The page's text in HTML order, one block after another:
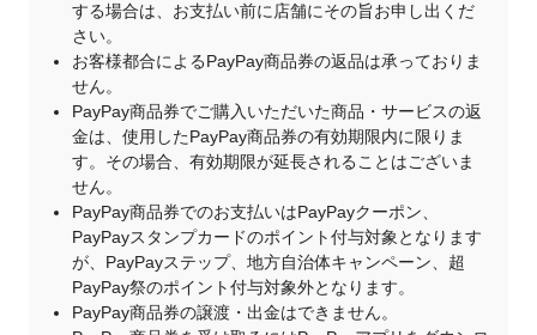
する場合は、お支払い前に店舗にその旨お申し出くだ
さい。
お客様都合によるPayPay商品券の返品は承っておりま
せん。
PayPay商品券でご購入いただいた商品・サービスの返
金は、使用したPayPay商品券の有効期限内に限りま
す。その場合、有効期限が延長されることはございま
せん。
PayPay商品券でのお支払いはPayPayクーポン、
PayPayスタンプカードのポイント付与対象となります
が、PayPayステップ、地方自治体キャンペーン、超
PayPay祭のポイント付与対象外となります。
PayPay商品券の譲渡・出金はできません。